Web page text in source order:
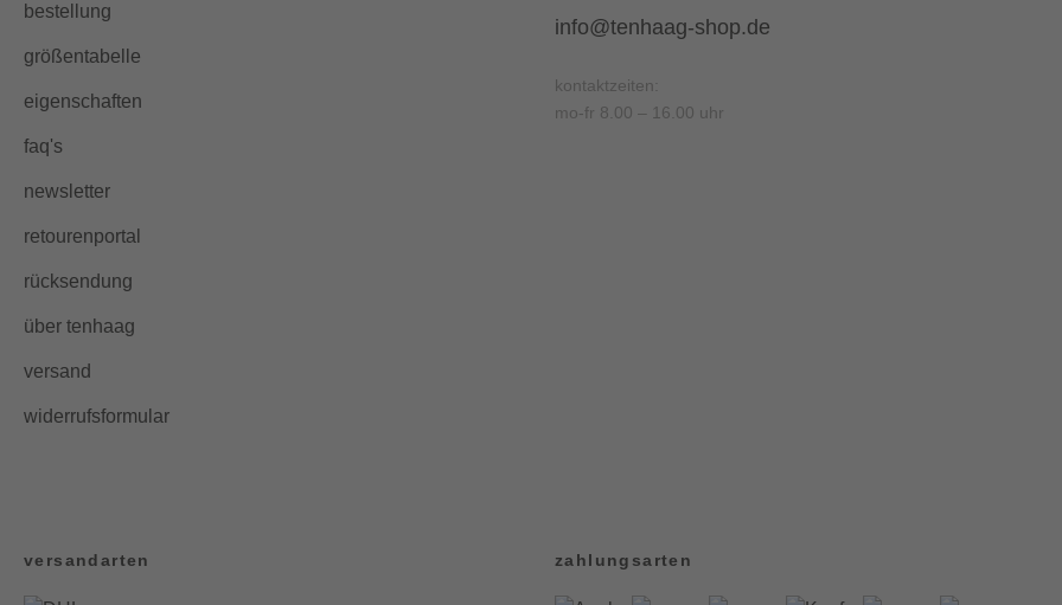
bestellung
größentabelle
eigenschaften
faq's
newsletter
retourenportal
rücksendung
über tenhaag
versand
widerrufsformular
info@tenhaag-shop.de
kontaktzeiten:
mo-fr 8.00 – 16.00 uhr
versandarten zahlungsarten